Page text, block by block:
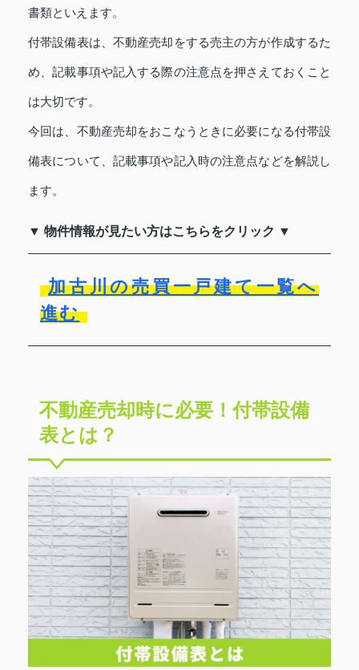
書類といえます。
付帯設備表は、不動産売却をする売主の方が作成するた
め、記載事項や記入する際の注意点を押さえておくこと
は大切です。
今回は、不動産売却をおこなうときに必要になる付帯設
備表について、記載事項や記入時の注意点などを解説し
ます。
▼ 物件情報が見たい方はこちらをクリック ▼
加古川の売買一戸建て一覧へ
進む
不動産売却時に必要！付帯設備
表とは？